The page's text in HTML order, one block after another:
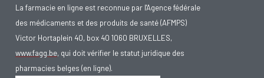
La farmacie en ligne est reconnue par l'Agence fédérale
des médicaments et des produits de santé (AFMPS)
Victor Hortaplein 40, box 40 1060 BRUXELLES,
www.fagg.be, qui doit vérifier le statut juridique des
pharmacies belges (en ligne).